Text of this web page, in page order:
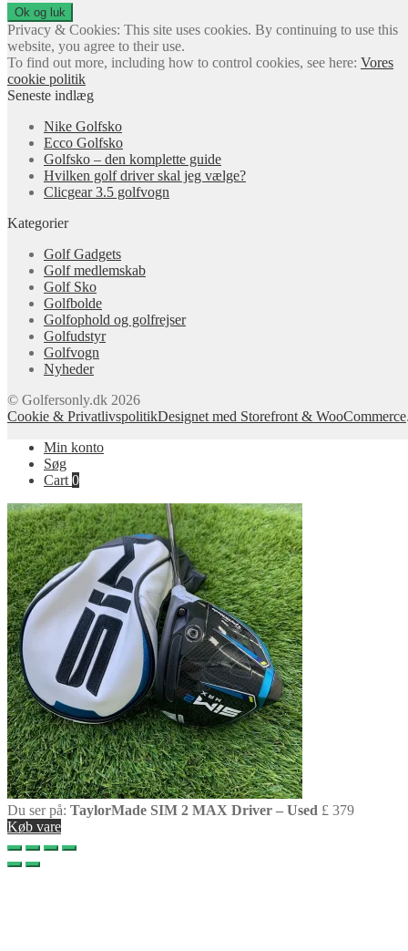
Privacy & Cookies: This site uses cookies. By continuing to use this
website, you agree to their use.
To find out more, including how to control cookies, see here: Vores
cookie politik
Seneste indlæg
Nike Golfsko
Ecco Golfsko
Golfsko – den komplette guide
Hvilken golf driver skal jeg vælge?
Clicgear 3.5 golfvogn
Kategorier
Golf Gadgets
Golf medlemskab
Golf Sko
Golfbolde
Golfophold og golfrejser
Golfudstyr
Golfvogn
Nyheder
© Golfersonly.dk 2026
Cookie & PrivatlivspolitikDesignet med Storefront & WooCommerce
Min konto
Søg
Cart 0
Du ser på: TaylorMade SIM 2 MAX Driver – Used £ 379
Køb vare